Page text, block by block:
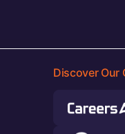
Discover Our